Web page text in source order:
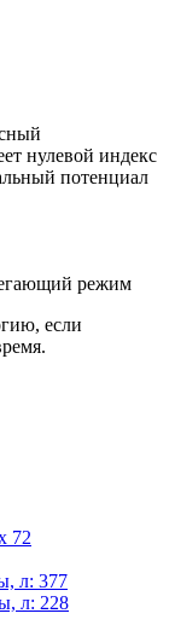
нулевой индекс
потенциал
режим
если
72
л: 377
л: 228